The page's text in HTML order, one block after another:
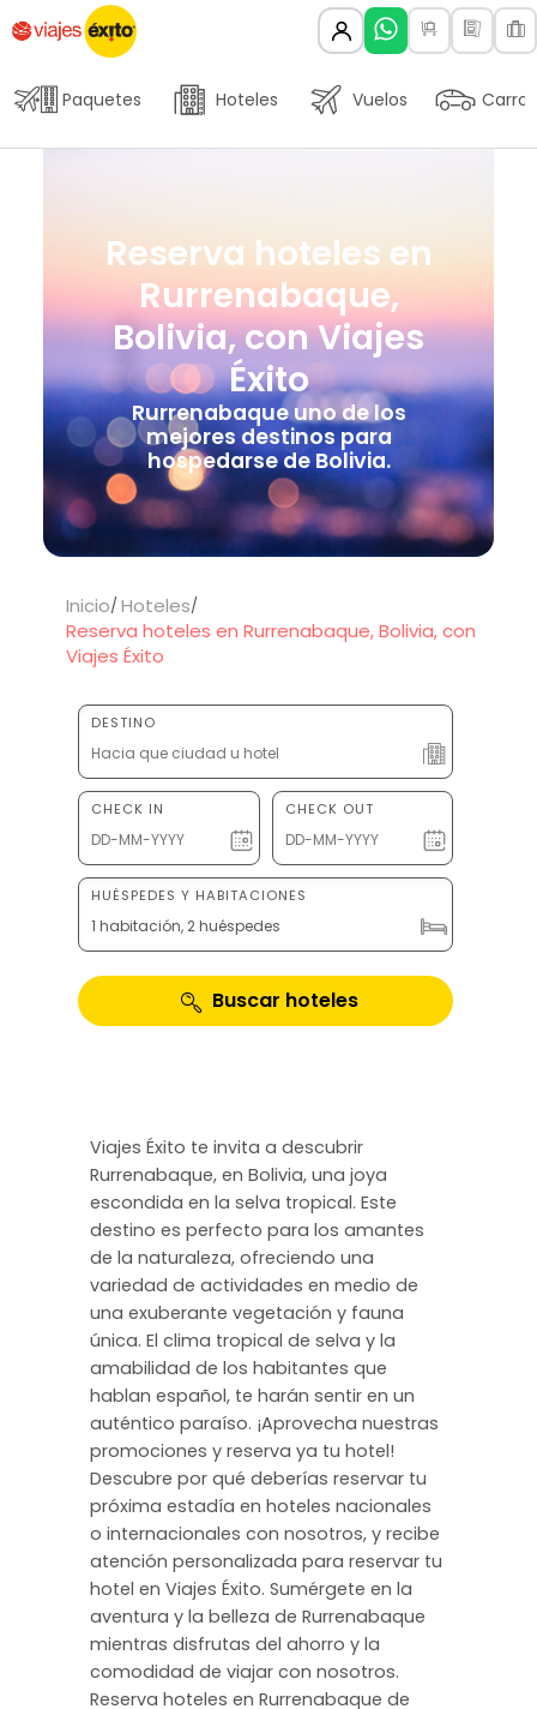
Paquetes Hoteles Vuelos Carros
Reserva hoteles en
Rurrenabaque,
Bolivia, con Viajes
Éxito
Rurrenabaque uno de los
mejores destinos para
hospedarse de Bolivia.
Inicio Hoteles
Reserva hoteles en Rurrenabaque, Bolivia, con
Viajes Éxito
DESTINO
CHECK IN CHECK OUT
HUÉSPEDES Y HABITACIONES
1 habitación, 2 huéspedes
Buscar hoteles
Viajes Éxito te invita a descubrir
Rurrenabaque, en Bolivia, una joya
escondida en la selva tropical. Este
destino es perfecto para los amantes
de la naturaleza, ofreciendo una
variedad de actividades en medio de
una exuberante vegetación y fauna
única. El clima tropical de selva y la
amabilidad de los habitantes que
hablan español, te harán sentir en un
auténtico paraíso. ¡Aprovecha nuestras
promociones y reserva ya tu hotel!
Descubre por qué deberías reservar tu
próxima estadía en hoteles nacionales
o internacionales con nosotros, y recibe
atención personalizada para reservar tu
hotel en Viajes Éxito. Sumérgete en la
aventura y la belleza de Rurrenabaque
mientras disfrutas del ahorro y la
comodidad de viajar con nosotros.
Reserva hoteles en Rurrenabaque de